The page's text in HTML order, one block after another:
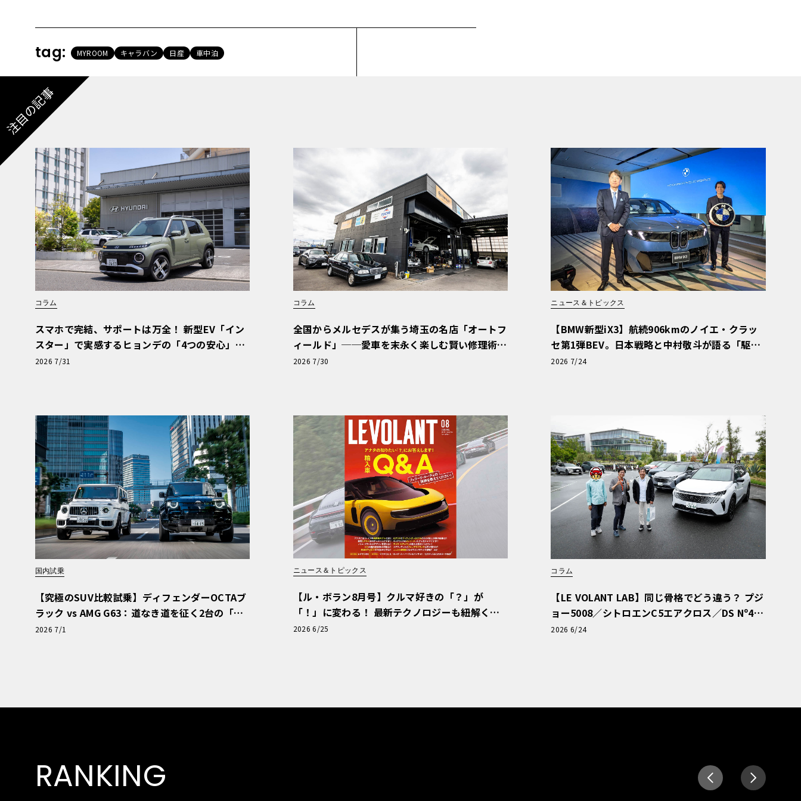
tag: MYROOM キャラバン 日産 車中泊
注目の記事
コラム
スマホで完結、サポートは万全！ 新型EV「イン
スター」で実感するヒョンデの「4つの安心」
【第1回・ヒョンデ6つの疑問：Why? Hyunda
2026 7/31
コラム
全国からメルセデスが集う埼玉の名店「オートフ
ィールド」──愛車を末永く楽しむ賢い修理術
と、プロがフックス製オイルを選ぶ理由〈PR〉
2026 7/30
ニュース＆トピックス
【BMW新型iX3】航続906kmのノイエ・クラッ
セ第1弾BEV。日本戦略と中村敬斗が語る「駆け
ぬける歓び」
2026 7/24
国内試乗
【究極のSUV比較試乗】ディフェンダーOCTAブ
ラック vs AMG G63：道なき道を征く2台の「対
極的アプローチ」
2026 7/1
ニュース＆トピックス
【ル・ボラン8月号】クルマ好きの「？」が
「！」に変わる！ 最新テクノロジーも紐解く
「輸入車Q&A」
2026 6/25
コラム
【LE VOLANT LAB】同じ骨格でどう違う？ プジ
ョー5008／シトロエンC5エアクロス／DS Nº4
読者一気乗りレポート
2026 6/24
RANKING